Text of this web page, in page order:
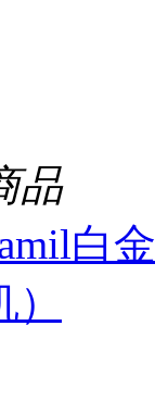
品
白